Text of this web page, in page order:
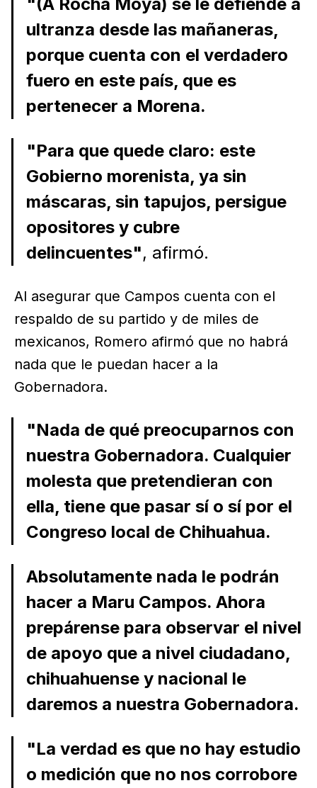
"(A Rocha Moya) se le defiende a
ultranza desde las mañaneras,
porque cuenta con el verdadero
fuero en este país, que es
pertenecer a Morena.
"Para que quede claro: este
Gobierno morenista, ya sin
máscaras, sin tapujos, persigue
opositores y cubre
delincuentes", afirmó.
Al asegurar que Campos cuenta con el
respaldo de su partido y de miles de
mexicanos, Romero afirmó que no habrá
nada que le puedan hacer a la
Gobernadora.
"Nada de qué preocuparnos con
nuestra Gobernadora. Cualquier
molesta que pretendieran con
ella, tiene que pasar sí o sí por el
Congreso local de Chihuahua.
Absolutamente nada le podrán
hacer a Maru Campos. Ahora
prepárense para observar el nivel
de apoyo que a nivel ciudadano,
chihuahuense y nacional le
daremos a nuestra Gobernadora.
"La verdad es que no hay estudio
o medición que no nos corrobore